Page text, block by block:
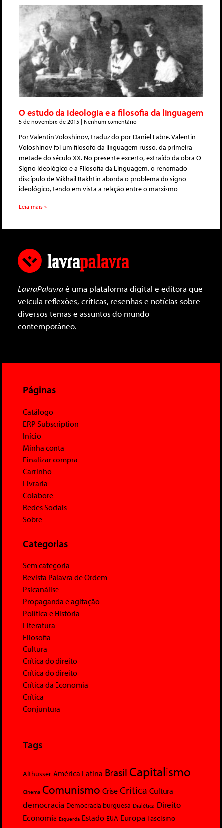
O estudo da ideologia e a filosofia da linguagem
5 de novembro de 2015 Nenhum comentário
Por Valentin Voloshinov, traduzido por Daniel Fabre. Valentin
Voloshinov foi um filosofo da linguagem russo, da primeira
metade do século XX. No presente excerto, extraído da obra O
Signo Ideológico e a Filosofia da Linguagem, o renomado
discípulo de Mikhail Bakhtin aborda o problema do signo
ideológico, tendo em vista a relação entre o marxismo
Leia mais »
LavraPalavraé uma plataforma digital e editora que
veicula reflexões, críticas, resenhas e notícias sobre
diversos temas e assuntos do mundo
contemporâneo.
Páginas
Catálogo
ERP Subscription
Início
Minha conta
Finalizar compra
Carrinho
Livraria
Colabore
Redes Sociais
Sobre
Categorias
Sem categoria
Revista Palavra de Ordem
Psicanálise
Propaganda e agitação
Política e História
Literatura
Filosofia
Cultura
Crítica do direito
Crítica do direito
Crítica da Economia
Crítica
Conjuntura
Tags
Althusser América Latina Brasil Capitalismo
Cinema Comunismo Crise Crítica Cultura
democracia Democracia burguesa Dialética Direito
Economia Esquerda Estado EUA Europa Fascismo